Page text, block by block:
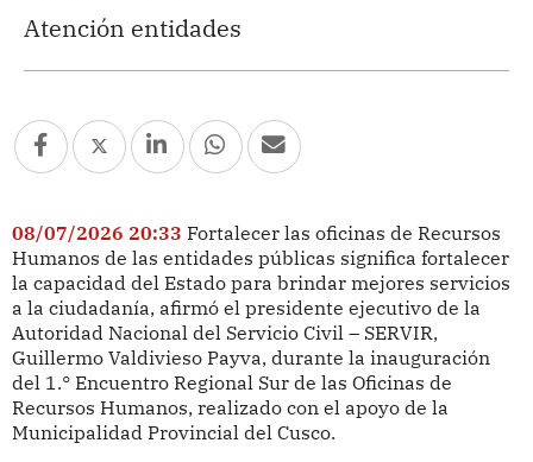
Atención entidades
08/07/2026 20:33 Fortalecer las oficinas de Recursos
Humanos de las entidades públicas significa fortalecer
la capacidad del Estado para brindar mejores servicios
a la ciudadanía, afirmó el presidente ejecutivo de la
Autoridad Nacional del Servicio Civil – SERVIR,
Guillermo Valdivieso Payva, durante la inauguración
del 1.° Encuentro Regional Sur de las Oficinas de
Recursos Humanos, realizado con el apoyo de la
Municipalidad Provincial del Cusco.